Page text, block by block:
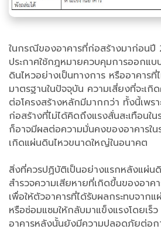
ในกรณีของอาคารที่ก่อสร้างมาก่อนปี
ประกาศใช้กฎหมายควบคุมการออกแบ
ดินไหวอย่างเป็นทางการ หรืออาคารที่
มาตรฐานในปัจจุบัน ความเสี่ยงที่จะเ
ต่อโครงสร้างหลักมีมากกว่า ทั้งนี้เพร
ก่อสร้างที่ไม่ได้คิดถึงแรงสั่นสะเทือนใ
ก็อาจมีผลต่อความมั่นคงของอาคารใน
เกิดแผ่นดินไหวขนาดใหญ่ในอนาคต
สิ่งที่ควรปฏิบัติเป็นอย่างแรกหลังแผ่น
สำรวจความเสียหายที่เกิดขึ้นของอาค
เพื่อให้ตัวอาคารที่ได้รับผลกระทบจาก
หรือซ่อมแซมให้กลับมาแข็งแรงโดยเร็ว
อาคารหลังนั้นยังมีความปลอดภัยต่อก